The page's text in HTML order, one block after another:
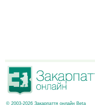
© 2003-2026 Закарпаття онлайн Beta